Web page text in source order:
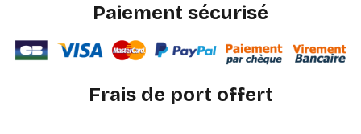
Paiement sécurisé
Frais de port offert